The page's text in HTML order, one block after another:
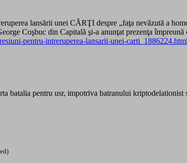
lansării unei CĂRŢI despre „faţa nevăzută a
Coşbuc din Capitală şi-a anunţat prezenţa împreună
pentru-intreruperea-lansarii-unei-carti_1886224.html
batalia pentru usr, impotriva batranului kriptodelationist